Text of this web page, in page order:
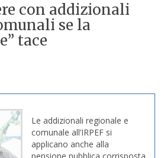
con addizionali
se la
tace
Le addizionali regionale e
comunale all’IRPEF si
applicano anche alla